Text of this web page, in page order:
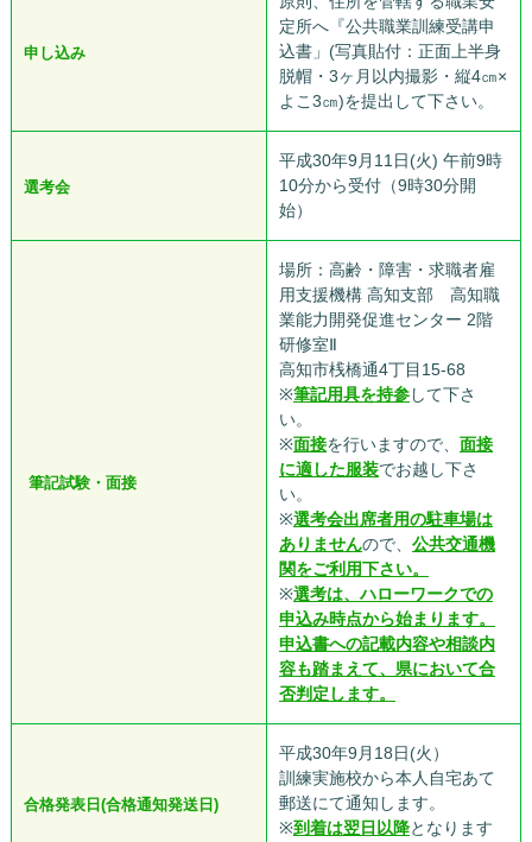
申し込み
定所へ『公共職業訓練受講申
込書」(写真貼付：正面上半身
脱帽・3ヶ月以内撮影・縦4㎝×
よこ3㎝)を提出して下さい。
選考会
平成30年9月11日(火) 午前9時
10分から受付（9時30分開
始）
筆記試験・面接
場所：高齢・障害・求職者雇
用支援機構 高知支部 高知職
業能力開発促進センター 2階
研修室Ⅱ
高知市桟橋通4丁目15-68
※筆記用具を持参して下さ
い。
※面接を行いますので、 面接
に適した服装でお越し下さ
い。
※選考会出席者用の駐車場は
ありませんので、 公共交通機
関をご利用下さい。
※選考は、ハローワークでの
申込み時点から始まります。
申込書への記載内容や相談内
容も踏まえて、県において合
否判定します。
合格発表日(合格通知発送日)
平成30年9月18日(火）
訓練実施校から本人自宅あて
郵送にて通知します。
※到着は翌日以降となります